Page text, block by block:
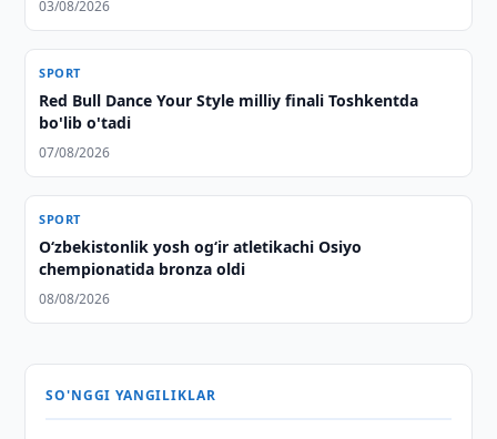
03/08/2026
SPORT
Red Bull Dance Your Style milliy finali Toshkentda
bo'lib o'tadi
07/08/2026
SPORT
O‘zbekistonlik yosh og‘ir atletikachi Osiyo
chempionatida bronza oldi
08/08/2026
SO'NGGI YANGILIKLAR